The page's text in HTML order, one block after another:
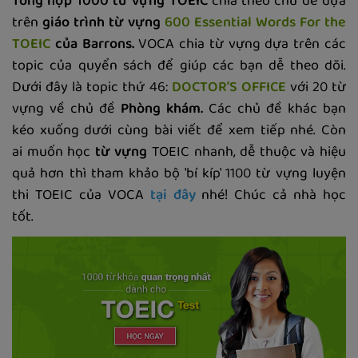
trêngiáo trình từ vựng 600 Essential Words For the
TOEICcủa Barrons.VOCA chia từ vựng dựa trên các
topic của quyển sách để giúp các bạn dễ theo dõi.
Dưới đây là topic thứ 46:DOCTOR’S OFFICEvới 20 từ
vựng về chủ đề Phòng khám. Các chủ đề khác bạn
kéo xuống dưới cùng bài viết để xem tiếp nhé. Còn
ai muốn học từ vựngTOEIC nhanh, dễ thuộc và hiệu
quả hơn thì tham khảo bộ 'bí kíp' 1100 từ vựng luyện
thi TOEIC của VOCA tại đây nhé! Chúc cả nhà học
tốt.